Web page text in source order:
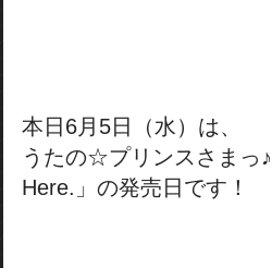
本日6月5日（水）は、
うたの☆プリンスさまっ
Here.」の発売日です！